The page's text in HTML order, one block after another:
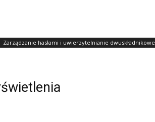
Zarządzanie hasłami i uwierzytelnianie dwuskładnikowe